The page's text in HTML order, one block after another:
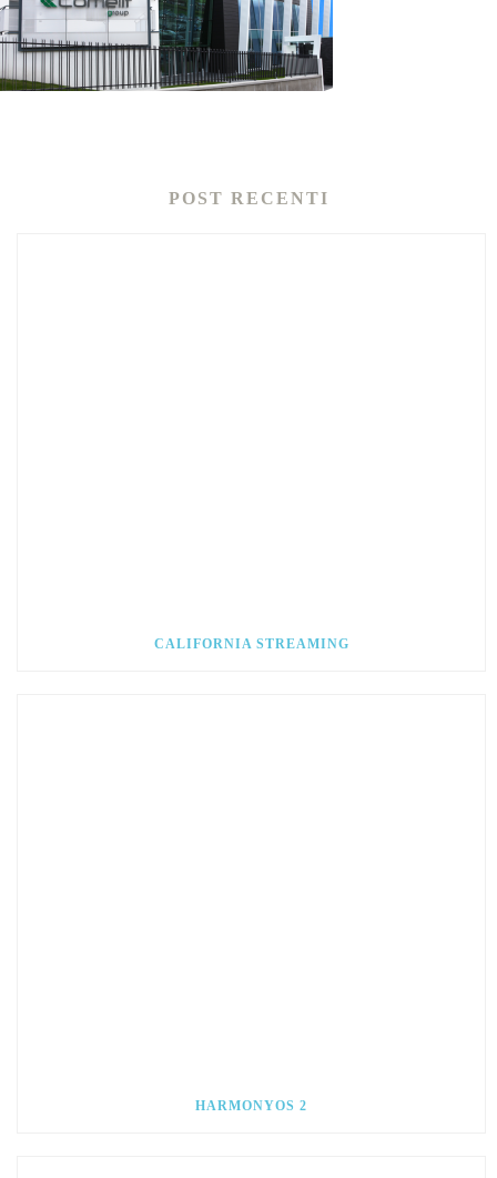
POST RECENTI
CALIFORNIA STREAMING
HARMONYOS 2